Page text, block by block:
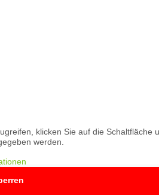
klicken Sie auf die Schaltfläche
werden.